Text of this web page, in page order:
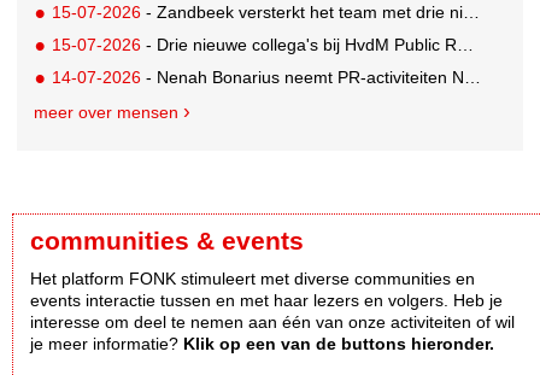
15-07-2026 - Zandbeek versterkt het team met drie nieuwe specialisten
15-07-2026 - Drie nieuwe collega's bij HvdM Public Relations
14-07-2026 - Nenah Bonarius neemt PR-activiteiten NIO & firefly over van Mark Heiligers
meer over mensen
communities & events
Het platform FONK stimuleert met diverse communities en
events interactie tussen en met haar lezers en volgers. Heb je
interesse om deel te nemen aan één van onze activiteiten of wil
je meer informatie? Klik op een van de buttons hieronder.